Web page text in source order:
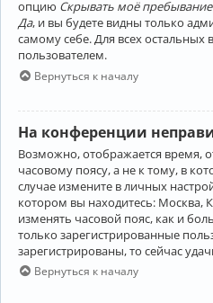
опцию Скрывать моё
Да, и вы будете видны только
самому себе. Для всех остальных
пользователем.
Вернуться к началу
На конференции
Возможно, отображается время,
часовому поясу, а не к тому, в
случае измените в личных
котором вы находитесь: Москва,
изменять часовой пояс, как и
только зарегистрированные
зарегистрированы, то сейчас
Вернуться к началу